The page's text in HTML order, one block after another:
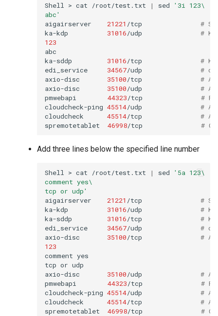
Shell > cat /root/test.txt | sed
'3i 123\
abc'
aigairserver
21221 /tcp
#
ka-kdp
31016/udp
#
123
abc
ka-sddp
31016/tcp
#
edi_service
34567/udp
#
axio-disc
35100/tcp
#
axio-disc
35100/udp
#
pmwebapi
44323/tcp
#
cloudcheck-ping 45514/udp
#
cloudcheck
45514/tcp
#
spremotetablet
46998/tcp #
Add three lines below the specified line number
Shell > cat /root/test.txt | sed
'5a 123\
comment yes\
tcp or udp'
aigairserver
21221 /tcp
#
ka-kdp
31016/udp
#
ka-sddp
31016/tcp
#
edi_service
34567/udp
#
axio-disc
35100/tcp
#
123
comment yes
tcp or udp
axio-disc
35100/udp
#
pmwebapi
44323/tcp
#
cloudcheck-ping 45514/udp
#
cloudcheck
45514/tcp
#
spremotetablet
46998/tcp #